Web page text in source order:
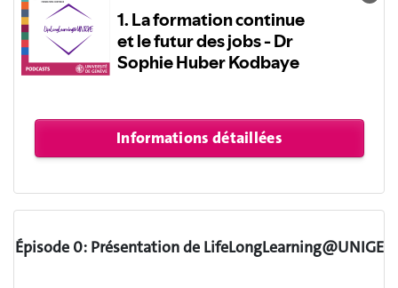
Épisode 0: Présentation de LifeLongLearning@UNIGE